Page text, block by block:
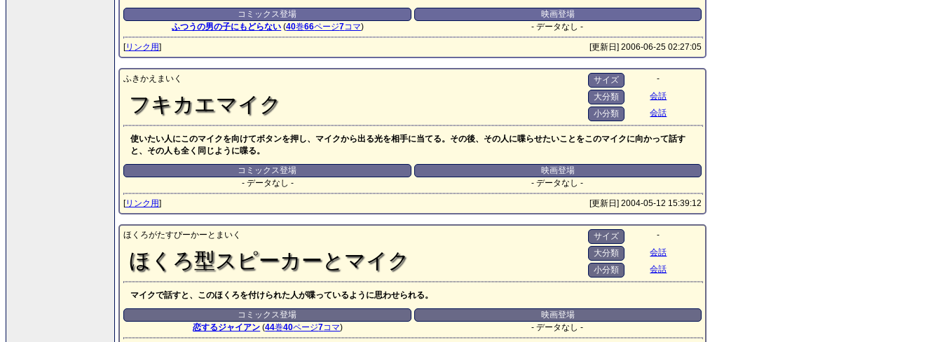
コミックス登場
ふつうの男の子にもどらない (40巻66ページ7コマ)
映画登場
- データなし -
[リンク用] [更新日] 2006-06-25 02:27:05
ふきかえまいく
フキカエマイク
サイズ
-
大分類
会話
小分類
会話
使いたい人にこのマイクを向けてボタンを押し、マイクから出る光を相手に当てる。その後、その人に喋らせたいことをこのマイクに向かって話す
と、その人も全く同じように喋る。
コミックス登場
- データなし -
映画登場
- データなし -
[リンク用] [更新日] 2004-05-12 15:39:12
ほくろがたすぴーかーとまいく
ほくろ型スピーカーとマイク
サイズ
-
大分類
会話
小分類
会話
マイクで話すと、このほくろを付けられた人が喋っているように思わせられる。
コミックス登場
恋するジャイアン (44巻40ページ7コマ)
映画登場
- データなし -